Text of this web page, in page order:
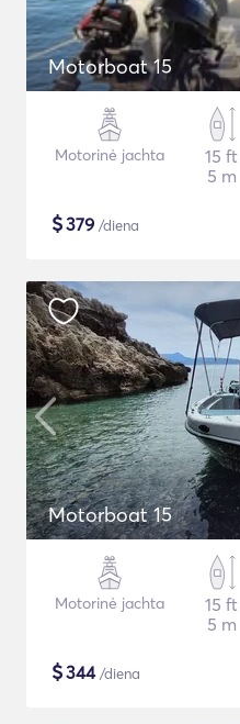
Motorboat 15
Motorinė jachta
15 ft
5 m
$379 /diena
Motorboat 15
Motorinė jachta
15 ft
5 m
$344/diena